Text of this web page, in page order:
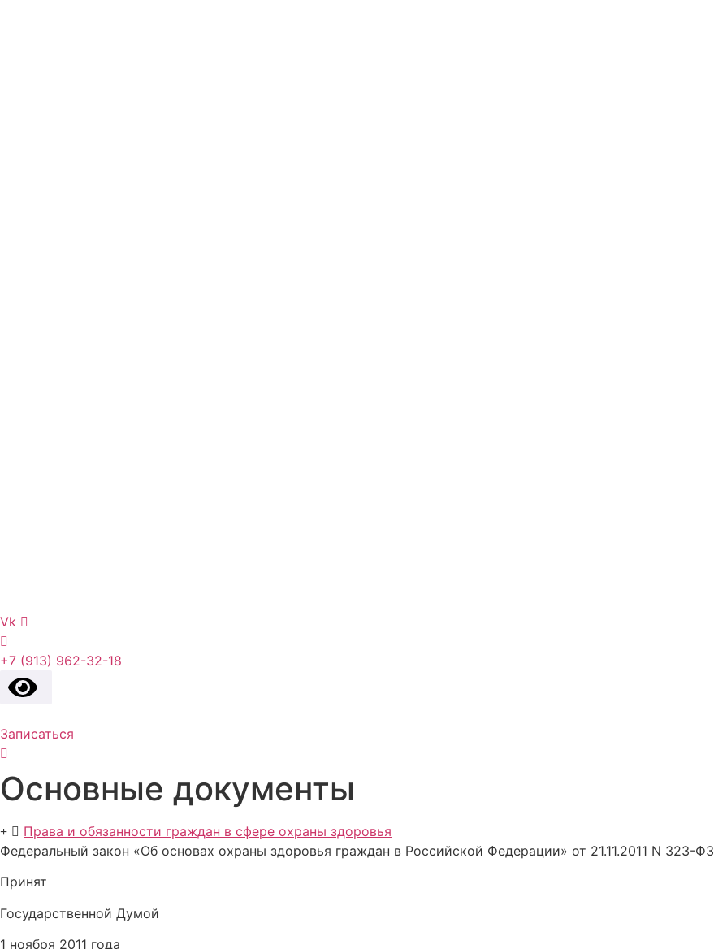
Vk
+7 (913) 962-32-18
Записаться
Основные документы
Права и обязанности граждан в сфере охраны здоровья
Федеральный закон «Об основах охраны здоровья граждан в Российской Федерации» от 21.11.2011 N 323-ФЗ
Принят
Государственной Думой
1 ноября 2011 года